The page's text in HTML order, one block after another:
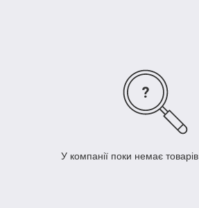
У компанії поки немає